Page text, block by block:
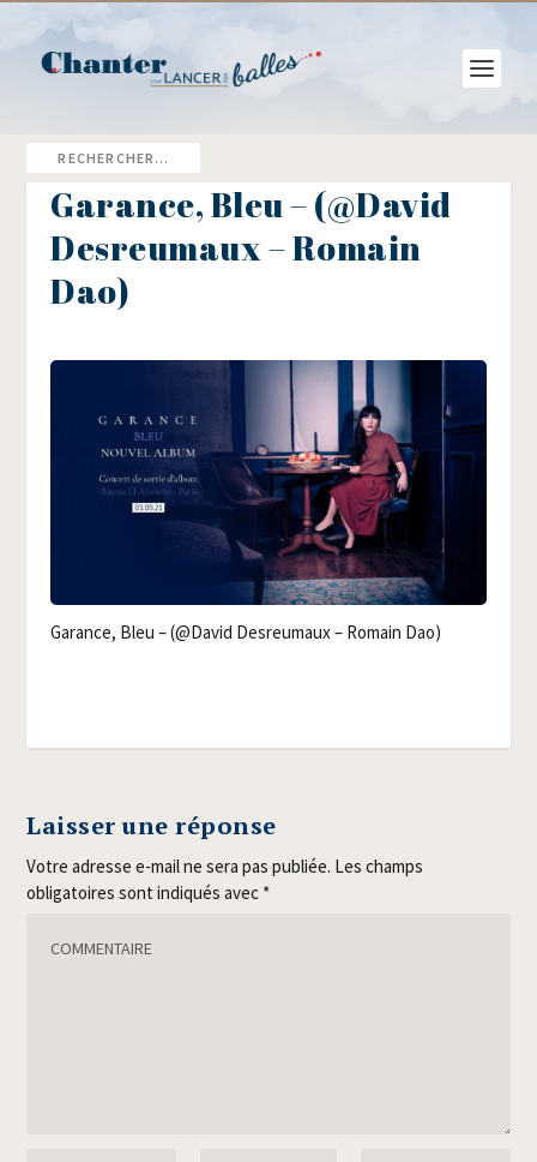
Garance, Bleu – (@David
Desreumaux – Romain
Dao)
Garance, Bleu – (@David Des­reu­maux – Romain Dao)
Laisser une réponse
Votre adresse e-mail ne sera pas publiée. Les champs
obligatoires sont indiqués avec *